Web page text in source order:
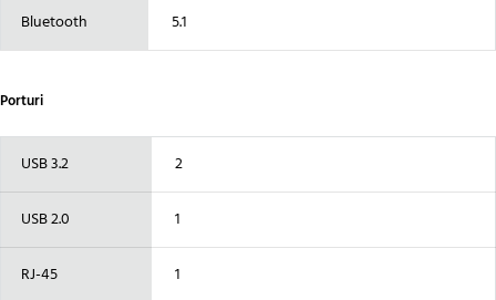
Bluetooth 5.1
Porturi
USB 3.2 2
USB 2.0 1
RJ-45 1